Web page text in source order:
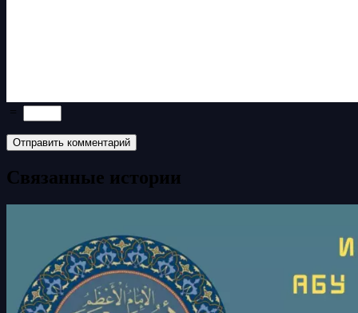
=
Связанные истории